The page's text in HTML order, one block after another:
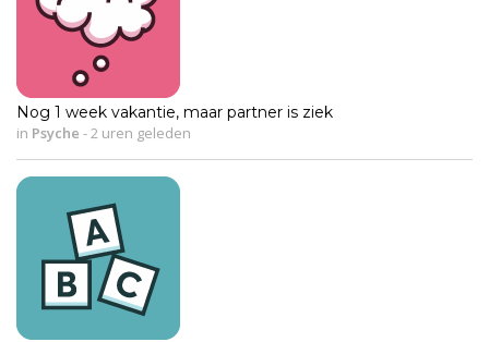
Nog 1 week vakantie, maar partner is ziek
in Psyche - 2 uren geleden